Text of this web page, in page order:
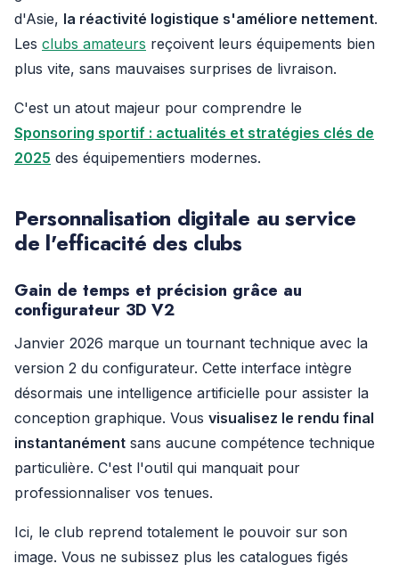
d'Asie, la réactivité logistique s'améliore nettement.
Les clubs amateurs reçoivent leurs équipements bien
plus vite, sans mauvaises surprises de livraison.
C'est un atout majeur pour comprendre le
Sponsoring sportif : actualités et stratégies clés de
2025 des équipementiers modernes.
Personnalisation digitale au service
de l'efficacité des clubs
Gain de temps et précision grâce au
configurateur 3D V2
Janvier 2026 marque un tournant technique avec la
version 2 du configurateur. Cette interface intègre
désormais une intelligence artificielle pour assister la
conception graphique. Vous visualisez le rendu final
instantanément sans aucune compétence technique
particulière. C'est l'outil qui manquait pour
professionnaliser vos tenues.
Ici, le club reprend totalement le pouvoir sur son
image. Vous ne subissez plus les catalogues figés